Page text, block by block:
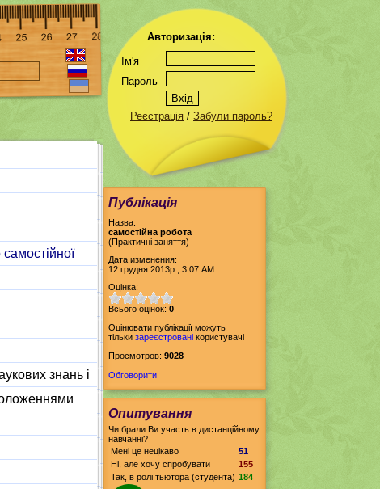
знань і
Авторизація:
Ім'я
Пароль
Реєстрація / Забули пароль?
Публікація
Назва:
самостійна робота
(Практичні заняття)
Дата изменения:
12 грудня 2013р., 3:07 AM
Оцінка:
Всього оцінок: 0
Оцінювати публікації можуть
тільки зареєстровані користувачі
Просмотров: 9028
Обговорити
Опитування
Чи брали Ви участь в дистанційному
навчанні?
Мені це нецікаво
51
Ні, але хочу спробувати
155
Так, в ролі тьютора (студента) 184